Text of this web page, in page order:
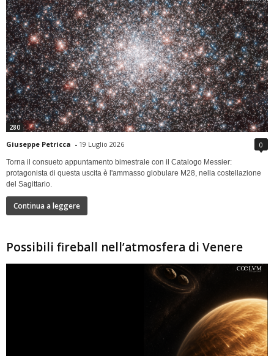
280
Giuseppe Petricca - 19 Luglio 2026 0
Torna il consueto appuntamento bimestrale con il Catalogo Messier:
protagonista di questa uscita è l'ammasso globulare M28, nella costellazione
del Sagittario.
Continua a leggere
Possibili fireball nell’atmosfera di Venere